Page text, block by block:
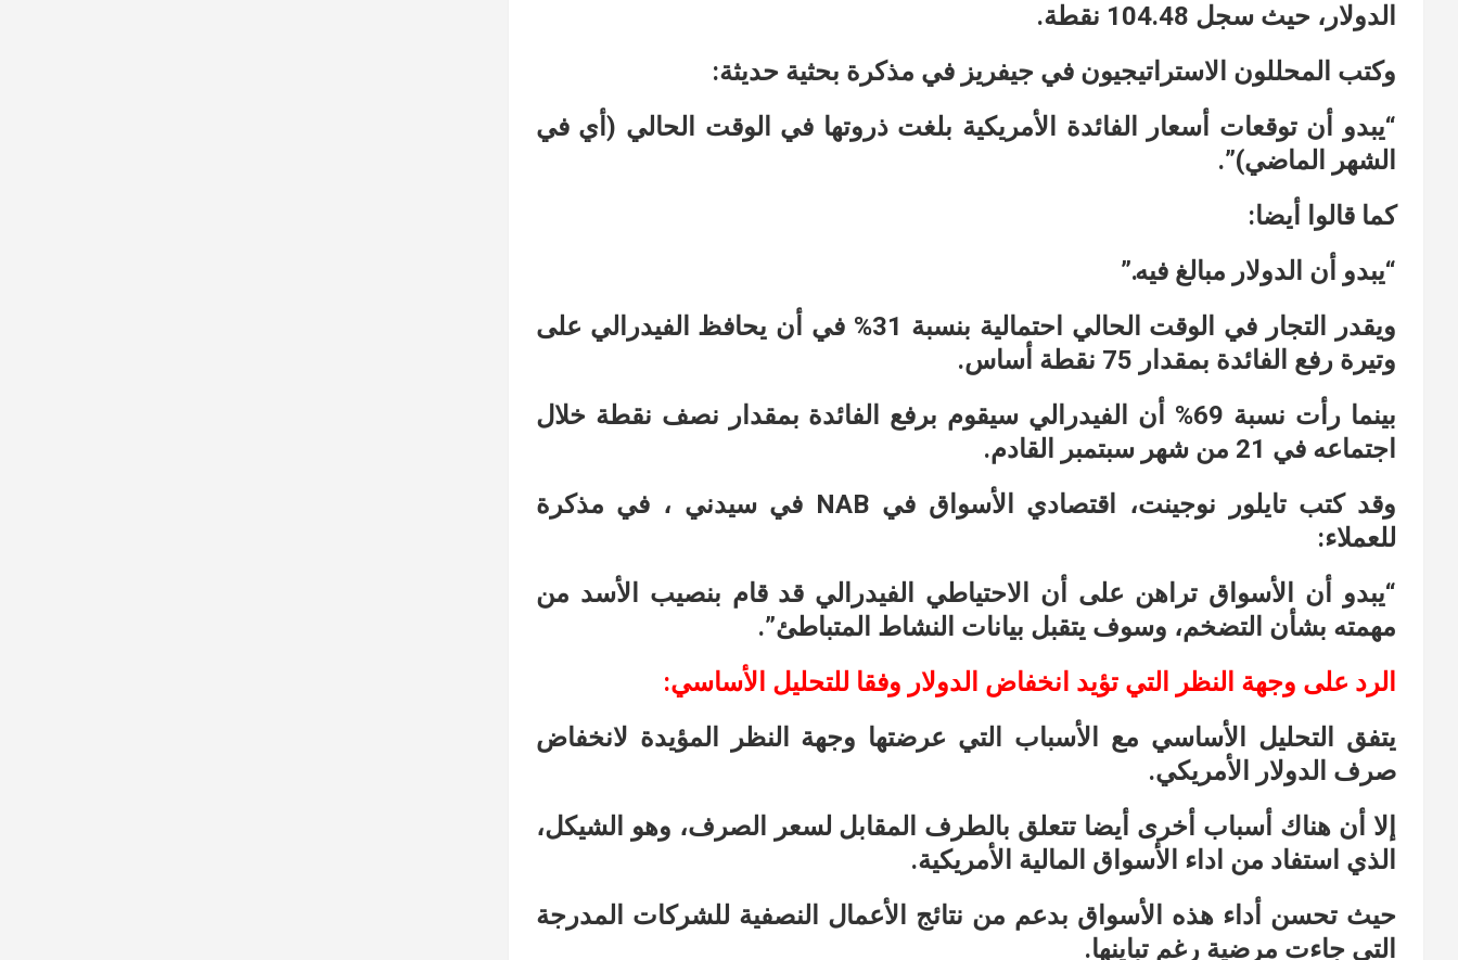
الدولار، حيث سجل 104.48 نقطة.
وكتب المحللون الاستراتيجيون في جيفريز في مذكرة بحثية حديثة:
“يبدو أن توقعات أسعار الفائدة الأمريكية بلغت ذروتها في الوقت الحالي (أي في
الشهر الماضي)”.
كما قالوا أيضا:
“يبدو أن الدولار مبالغ فيه.”
ويقدر التجار في الوقت الحالي احتمالية بنسبة 31% في أن يحافظ الفيدرالي على
وتيرة رفع الفائدة بمقدار 75 نقطة أساس.
بينما رأت نسبة 69% أن الفيدرالي سيقوم برفع الفائدة بمقدار نصف نقطة خلال
اجتماعه في 21 من شهر سبتمبر القادم.
وقد كتب تايلور نوجينت، اقتصادي الأسواق في NAB في سيدني ، في مذكرة
للعملاء:
“يبدو أن الأسواق تراهن على أن الاحتياطي الفيدرالي قد قام بنصيب الأسد من
مهمته بشأن التضخم، وسوف يتقبل بيانات النشاط المتباطئ”.
الرد على وجهة النظر التي تؤيد انخفاض الدولار وفقا للتحليل الأساسي:
يتفق التحليل الأساسي مع الأسباب التي عرضتها وجهة النظر المؤيدة لانخفاض
صرف الدولار الأمريكي.
إلا أن هناك أسباب أخرى أيضا تتعلق بالطرف المقابل لسعر الصرف، وهو الشيكل،
الذي استفاد من اداء الأسواق المالية الأمريكية.
حيث تحسن أداء هذه الأسواق بدعم من نتائج الأعمال النصفية للشركات المدرجة
التي جاءت مرضية رغم تباينها.